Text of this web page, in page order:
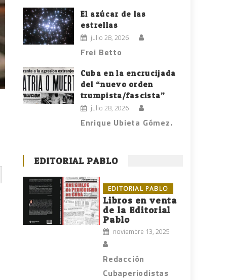
El azúcar de las
estrellas
julio 28, 2026
Frei Betto
Cuba en la encrucijada
del “nuevo orden
trumpista/fascista”
julio 28, 2026
Enrique Ubieta Gómez.
EDITORIAL PABLO
EDITORIAL PABLO
Libros en venta
de la Editorial
Pablo
noviembre 13, 2025
Redacción
Cubaperiodistas